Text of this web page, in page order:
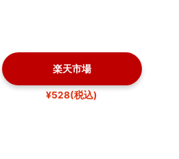
楽天市場
¥528(税込)